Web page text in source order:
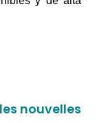
nouvelles